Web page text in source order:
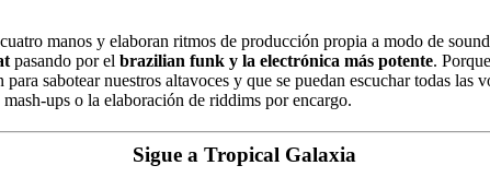
manos y elaboran ritmos de producción propia a modo de
pasando por el brazilian funk y la electrónica más potente.
sabotear nuestros altavoces y que se puedan escuchar todas las
ups o la elaboración de riddims por encargo.
Sigue a Tropical Galaxia